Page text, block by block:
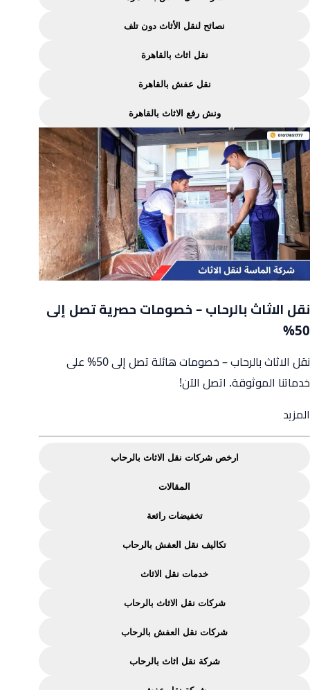
نصائح لنقل الأثاث دون تلف
نقل اثاث بالقاهرة
نقل عفش بالقاهرة
ونش رفع الاثاث بالقاهرة
نقل الاثاث بالرحاب – خصومات حصرية تصل إلى
50%
نقل الاثاث بالرحاب – خصومات هائلة تصل إلى 50% على
خدماتنا الموثوقة. اتصل الآن!
المزيد
ارخص شركات نقل الاثاث بالرحاب
المقالات
تخفيضات رائعة
تكاليف نقل العفش بالرحاب
خدمات نقل الاثاث
شركات نقل الاثاث بالرحاب
شركات نقل العفش بالرحاب
شركة نقل اثاث بالرحاب